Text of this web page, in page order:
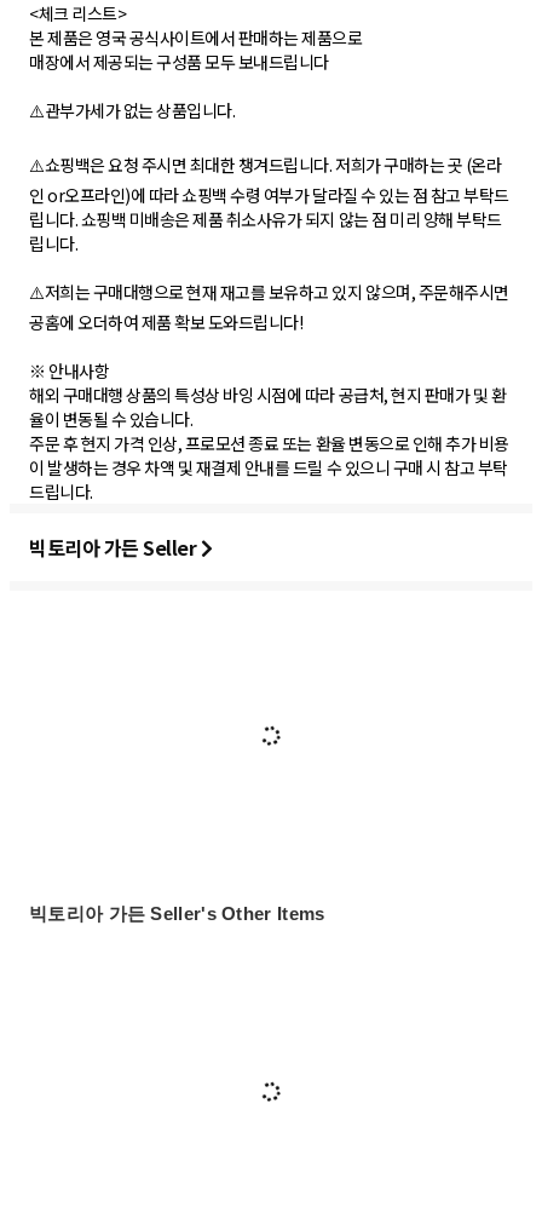
<체크 리스트>
본 제품은 영국 공식사이트에서 판매하는 제품으로
매장에서 제공되는 구성품 모두 보내드립니다
⚠️관부가세가 없는 상품입니다.
⚠️쇼핑백은 요청 주시면 최대한 챙겨드립니다. 저희가 구매하는 곳 (온라
인 or오프라인)에 따라 쇼핑백 수령 여부가 달라질 수 있는 점 참고 부탁드
립니다. 쇼핑백 미배송은 제품 취소사유가 되지 않는 점 미리 양해 부탁드
립니다.
⚠️저희는 구매대행으로 현재 재고를 보유하고 있지 않으며, 주문해주시면
공홈에 오더하여 제품 확보 도와드립니다!
※ 안내사항
해외 구매대행 상품의 특성상 바잉 시점에 따라 공급처, 현지 판매가 및 환
율이 변동될 수 있습니다.
주문 후 현지 가격 인상, 프로모션 종료 또는 환율 변동으로 인해 추가 비용
이 발생하는 경우 차액 및 재결제 안내를 드릴 수 있으니 구매 시 참고 부탁
드립니다.
빅토리아 가든 Seller
빅토리아 가든 Seller's Other Items